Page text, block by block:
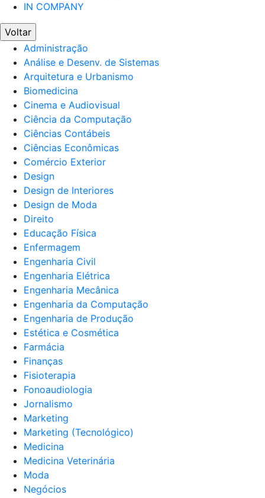
IN COMPANY
Voltar
Administração
Análise e Desenv. de Sistemas
Arquitetura e Urbanismo
Biomedicina
Cinema e Audiovisual
Ciência da Computação
Ciências Contábeis
Ciências Econômicas
Comércio Exterior
Design
Design de Interiores
Design de Moda
Direito
Educação Física
Enfermagem
Engenharia Civil
Engenharia Elétrica
Engenharia Mecânica
Engenharia da Computação
Engenharia de Produção
Estética e Cosmética
Farmácia
Finanças
Fisioterapia
Fonoaudiologia
Jornalismo
Marketing
Marketing (Tecnológico)
Medicina
Medicina Veterinária
Moda
Negócios